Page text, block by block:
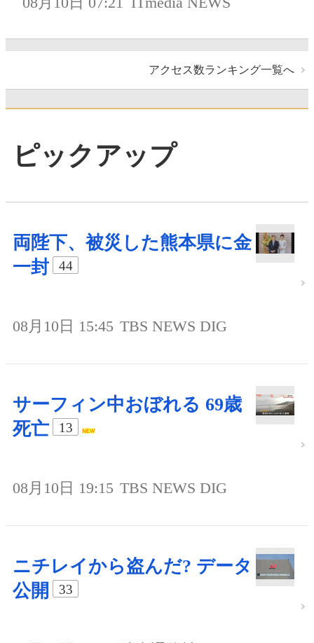
アクセス数ランキング一覧へ
ピックアップ
両陛下、被災した熊本県に金
一封
44
08月10日 15:45 TBS NEWS DIG
サーフィン中おぼれる 69歳
死亡
13
08月10日 19:15 TBS NEWS DIG
ニチレイから盗んだ? データ
公開
33